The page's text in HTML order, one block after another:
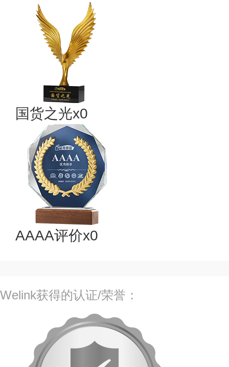
国货之光x0
AAAA评价x0
Welink获得的认证/荣誉：